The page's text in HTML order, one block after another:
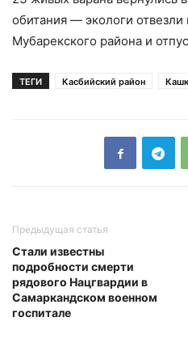
обитания — экологи
Мубарекского района и
ТЕГИ Касбийский район
Предыдущая статья
Стали известны
подробности смерти
рядового Нацгвардии в
Самаркандском военном
госпитале